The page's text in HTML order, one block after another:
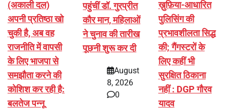
(अकाली दल)
अपनी प्रतिष्ठा खो
चुकी है, अब वह
राजनीति में वापसी
के लिए भाजपा से
समझौता करने की
कोशिश कर रही है:
बलतेज पन्नू
पहुंचीं डॉ. गुरप्रीत
कौर मान, महिलाओं
ने चुनाव की तारीख
पूछनी शुरू कर दी
August
8, 2026
0
ख़ुफ़िया-आधारित
पुलिसिंग की
प्रभावशीलता सिद्ध
की; गैंगस्टरों के
लिए कहीं भी
सुरक्षित ठिकाना
नहीं : DGP गौरव
यादव